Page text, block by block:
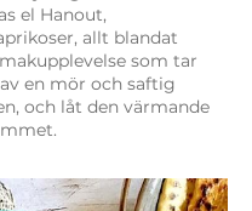
el Hanout,
allt blandat
som tar
en mör och saftig
och låt den värmande